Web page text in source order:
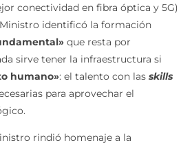
conectividad en fibra óptica y 5G)
identificó la formación
que resta por
sirve tener la infraestructura si
humano»: el talento con las skills
para aprovechar el
rindió homenaje a la